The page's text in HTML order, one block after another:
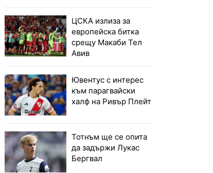
ЦСКА излиза за
европейска битка
срещу Макаби Тел
Авив
Ювентус с интерес
към парагвайски
халф на Ривър Плейт
Тотнъм ще се опита
да задържи Лукас
Бергвал